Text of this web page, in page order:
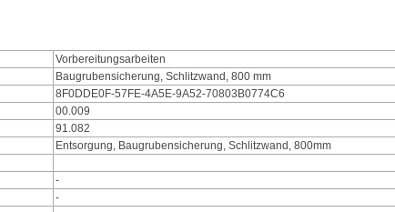
Vorbereitungsarbeiten
Baugrubensicherung, Schlitzwand, 800 mm
8F0DDE0F-57FE-4A5E-9A52-70803B0774C6
00.009
91.082
Entsorgung, Baugrubensicherung, Schlitzwand, 800mm
-
-